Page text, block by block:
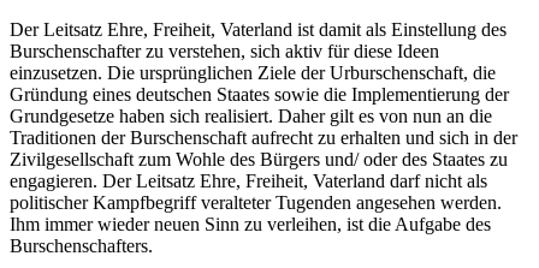
Der Leitsatz Ehre, Freiheit, Vaterland ist damit als Einstellung des
Burschenschafter zu verstehen, sich aktiv für diese Ideen
einzusetzen. Die ursprünglichen Ziele der Urburschenschaft, die
Gründung eines deutschen Staates sowie die Implementierung der
Grundgesetze haben sich realisiert. Daher gilt es von nun an die
Traditionen der Burschenschaft aufrecht zu erhalten und sich in der
Zivilgesellschaft zum Wohle des Bürgers und/ oder des Staates zu
engagieren. Der Leitsatz Ehre, Freiheit, Vaterland darf nicht als
politischer Kampfbegriff veralteter Tugenden angesehen werden.
Ihm immer wieder neuen Sinn zu verleihen, ist die Aufgabe des
Burschenschafters.